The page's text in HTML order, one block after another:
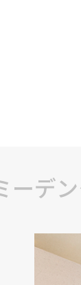
ーデ